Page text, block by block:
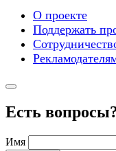
О проекте
Поддержать
Есть
Имя